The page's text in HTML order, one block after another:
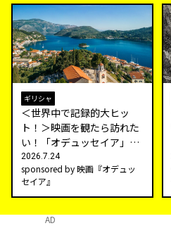
ギリシャ
＜世界中で記録的大ヒッ
ト！＞映画を観たら訪れた
い！「オデュッセイア」の
神話と現実が交差する聖地
巡り
2026.7.24
sponsored by 映画『オデュッ
セイア』
AD